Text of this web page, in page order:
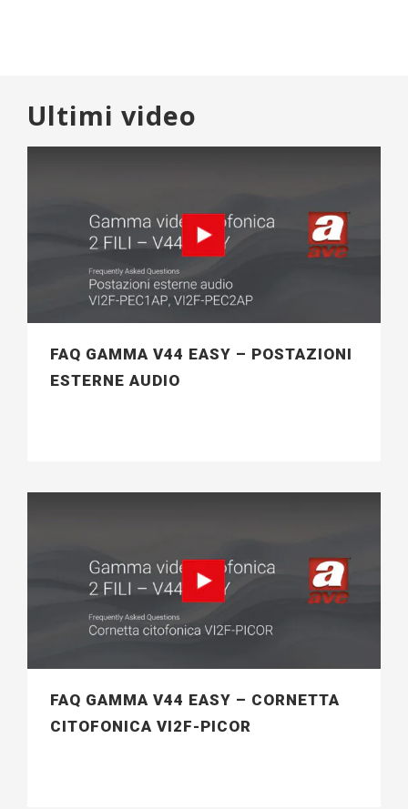
Ultimi video
FAQ GAMMA V44 EASY – POSTAZIONI
ESTERNE AUDIO
FAQ GAMMA V44 EASY – CORNETTA
CITOFONICA VI2F-PICOR